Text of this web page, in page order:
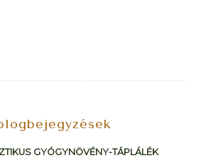
GYÓGYNÖVÉNY-TÁPLÁLÉK